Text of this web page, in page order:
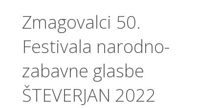
Zmagovalci 50.
Festivala narodno-
zabavne glasbe
ŠTEVERJAN 2022